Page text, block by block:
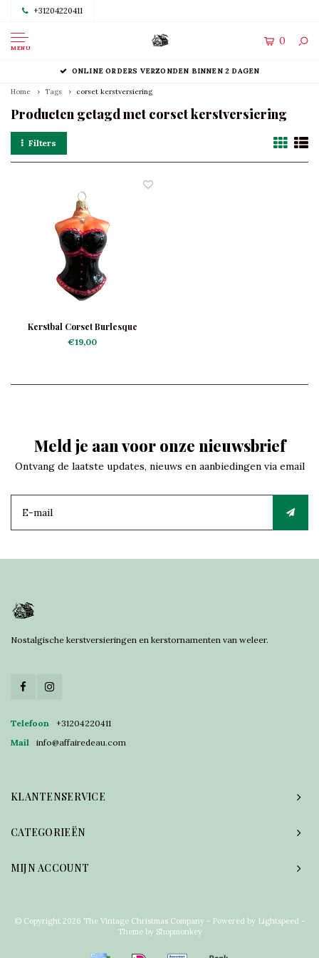
+31204220411
MENU
0
ONLINE ORDERS VERZONDEN BINNEN 2 DAGEN
Home Tags corset kerstversiering
Producten getagd met corset kerstversiering
Filters
Kerstbal Corset Burlesque
€19,00
Meld je aan voor onze nieuwsbrief
Ontvang de laatste updates, nieuws en aanbiedingen via email
Nostalgische kerstversieringen en kerstornamenten van weleer.
Telefoon
+31204220411
Mail
info@affairedeau.com
KLANTENSERVICE
CATEGORIEËN
MIJN ACCOUNT
© Copyright 2026 The Vintage Christmas Company - Powered by Lightspeed -
Theme by Shopmonkey